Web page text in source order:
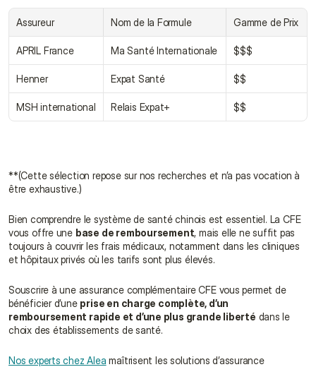
Assureur Nom de la Formule Gamme de Prix
APRIL France Ma Santé Internationale $$$
Henner Expat Santé $$
MSH international Relais Expat+ $$
**(Cette sélection repose sur nos recherches et n’a pas vocation à
être exhaustive.)
Bien comprendre le système de santé chinois est essentiel. La CFE
vous offre une base de remboursement, mais elle ne suffit pas
toujours à couvrir les frais médicaux, notamment dans les cliniques
et hôpitaux privés où les tarifs sont plus élevés.
Souscrire à une assurance complémentaire CFE vous permet de
bénéficier d’une prise en charge complète, d’un
remboursement rapide et d’une plus grande liberté dans le
choix des établissements de santé.
Nos experts chez Alea maîtrisent les solutions d’assurance